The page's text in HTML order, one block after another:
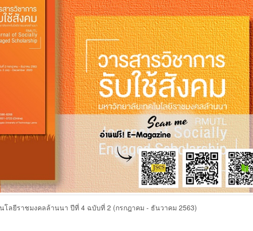
โลยีราชมงคลล้านนา ปีที่ 4 ฉบับที่ 2 (กรกฎาคม - ธันวาคม 2563)